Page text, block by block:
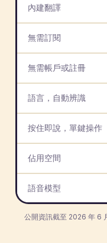
內建翻譯
無需訂閱
無需帳戶或註冊
語言，自動辨識
按住即說，單鍵操作
佔用空間
語音模型
公開資訊截至 2026 年 6